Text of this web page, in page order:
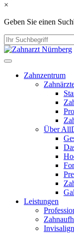
×
Geben Sie einen
Zahnzentrum
Über
Leistungen
Invisalign